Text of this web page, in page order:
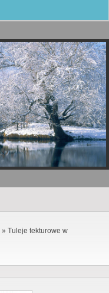
» Tuleje tekturowe w